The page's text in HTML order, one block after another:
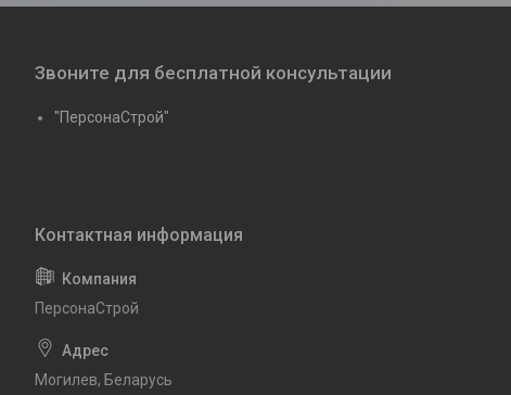
Звоните для бесплатной консультации
"ПерсонаСтрой"
ПерсонаСтрой
Могилев, Беларусь